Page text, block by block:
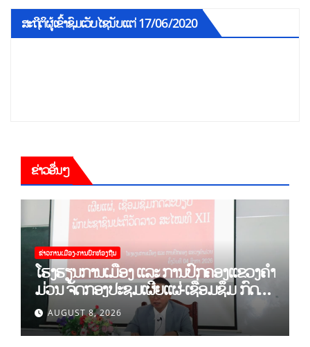
ສະຖີຕິຜູ້ເຂົ້າຊົມເວັບໄຊນັບແຕ່ 17/06/2020
ຂ່າວອື່ນໆ
ຂ່າວການເມືອງ-ການປົກທ້ອງຖີນ
ໂຮງຮຽນການເມືອງ ແລະ ການປົກຄອງແຂວງຄຳ
ມ່ວນ ຈັດກອງປະຊຸມເຜີຍແຜ່-ເຊື່ອມຊຶມ ກົດ
ລະບຽບ ຂອງພັກປະຊາຊົນປະຕິວັດລາວ ສະໄໝ
ທີ XII.
AUGUST 8, 2026